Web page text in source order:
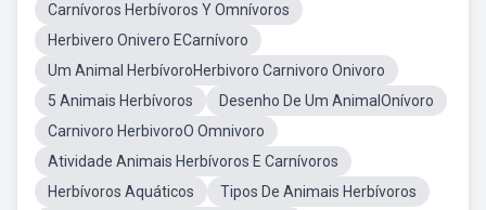
Carnívoros Herbívoros Y Omnívoros
Herbivero Onivero ECarnívoro
Um Animal HerbívoroHerbivoro Carnivoro Onivoro
5 Animais Herbívoros
Desenho De Um AnimalOnívoro
Carnivoro HerbivoroO Omnivoro
Atividade Animais Herbívoros E Carnívoros
Herbívoros Aquáticos
Tipos De Animais Herbívoros